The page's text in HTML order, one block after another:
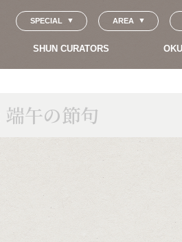
SPECIAL AREA
SHUN CURATORS
端午の節句